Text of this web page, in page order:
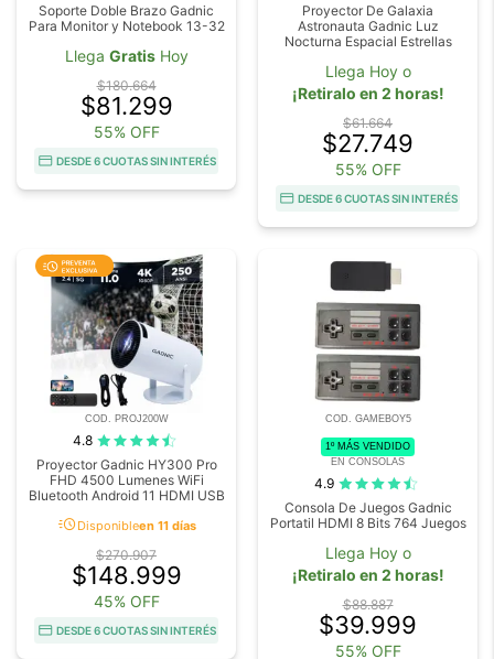
Soporte Doble Brazo Gadnic
Para Monitor y Notebook 13-32
Llega GratisHoy
$180.664
$81.299
55% OFF
DESDE 6 CUOTAS SIN INTERÉS
Proyector De Galaxia
Astronauta Gadnic Luz
Nocturna Espacial Estrellas
Llega Hoy o
¡Retiralo en 2 horas!
$61.664
$27.749
55% OFF
DESDE 6 CUOTAS SIN INTERÉS
COD. PROJ200W
4.8
Proyector Gadnic HY300 Pro
FHD 4500 Lumenes WiFi
Bluetooth Android 11 HDMI USB
acuteDisponibleen 11 días
$270.907
$148.999
45% OFF
DESDE 6 CUOTAS SIN INTERÉS
COD. GAMEBOY5
1º MÁS VENDIDO
EN CONSOLAS
4.9
Consola De Juegos Gadnic
Portatil HDMI 8 Bits 764 Juegos
Llega Hoy o
¡Retiralo en 2 horas!
$88.887
$39.999
55% OFF